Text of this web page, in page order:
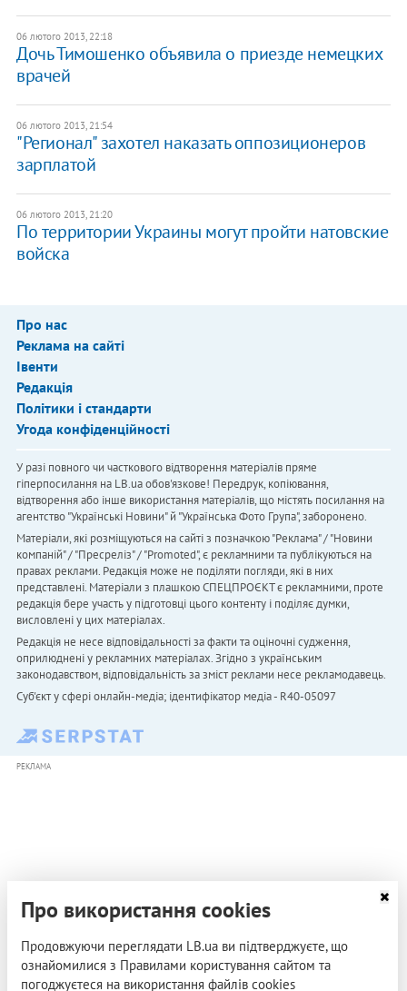
06 лютого 2013, 22:18
Дочь Тимошенко объявила о приезде немецких
врачей
06 лютого 2013, 21:54
"Регионал" захотел наказать оппозиционеров
зарплатой
06 лютого 2013, 21:20
По территории Украины могут пройти натовские
войска
Про нас
Реклама на сайті
Івенти
Редакція
Політики і стандарти
Угода конфіденційності
У разі повного чи часткового відтворення матеріалів пряме
гіперпосилання на LB.ua обов'язкове! Передрук, копіювання,
відтворення або інше використання матеріалів, що містять посилання на
агентство "Українськi Новини" й "Українська Фото Група", заборонено.
Матеріали, які розміщуються на сайті з позначкою "Реклама" / "Новини
компаній" / "Пресреліз" / "Promoted", є рекламними та публікуються на
правах реклами. Редакція може не поділяти погляди, які в них
представлені. Матеріали з плашкою СПЕЦПРОЄКТ є рекламними, проте
редакція бере участь у підготовці цього контенту і поділяє думки,
висловлені у цих матеріалах.
Редакція не несе відповідальності за факти та оціночні судження,
оприлюднені у рекламних матеріалах. Згідно з українським
законодавством, відповідальність за зміст реклами несе рекламодавець.
Cуб'єкт у сфері онлайн-медіа; ідентифікатор медіа - R40-05097
РЕКЛАМА
Про використання cookies
Продовжуючи переглядати LB.ua ви підтверджуєте, що
ознайомилися з Правилами користування сайтом та
погоджуєтеся на використання файлів cookies